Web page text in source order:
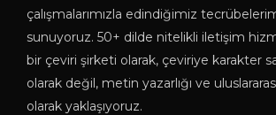
çalışmalarımızla edindiğimiz
sunuyoruz. 50+ dilde nitelikli iletişim
bir çeviri şirketi olarak, çeviriye karakter
olarak değil, metin yazarlığı ve
olarak yaklaşıyoruz.